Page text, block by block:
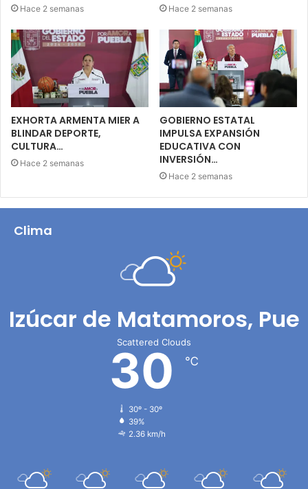
Hace 2 semanas Hace 2 semanas
EXHORTA ARMENTA MIER A
BLINDAR DEPORTE,
CULTURA…
Hace 2 semanas
GOBIERNO ESTATAL
IMPULSA EXPANSIÓN
EDUCATIVA CON
INVERSIÓN…
Hace 2 semanas
Clima
Izúcar de Matamoros, Pue
Scattered Clouds
30 ℃
30º - 30º
39%
2.36 km/h